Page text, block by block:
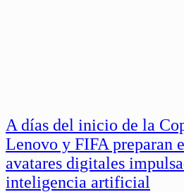
A días del inicio de la
Lenovo y FIFA preparan
avatares digitales
inteligencia artificial